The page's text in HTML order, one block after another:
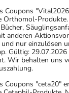
des
Coupons
Orthomol-
anderen
nur einzulösen
Gültig:
Wir behalten uns
Coupons "ceta20"